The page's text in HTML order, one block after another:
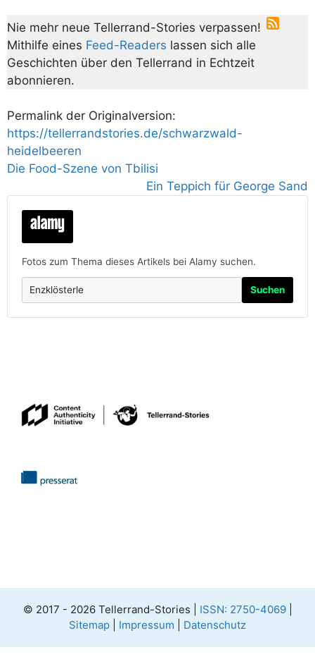
Nie mehr neue Tellerrand-Stories verpassen!
Mithilfe eines Feed-Readers lassen sich alle
Geschichten über den Tellerrand in Echtzeit
abonnieren.
Permalink der Originalversion:
https://tellerrandstories.de/schwarzwald-
heidelbeeren
Die Food-Szene von Tbilisi
Ein Teppich für George Sand
Fotos zum Thema dieses Artikels bei Alamy suchen.
Suchen
© 2017 - 2026 Tellerrand-Stories | ISSN: 2750-4069|
Sitemap
Impressum Datenschutz